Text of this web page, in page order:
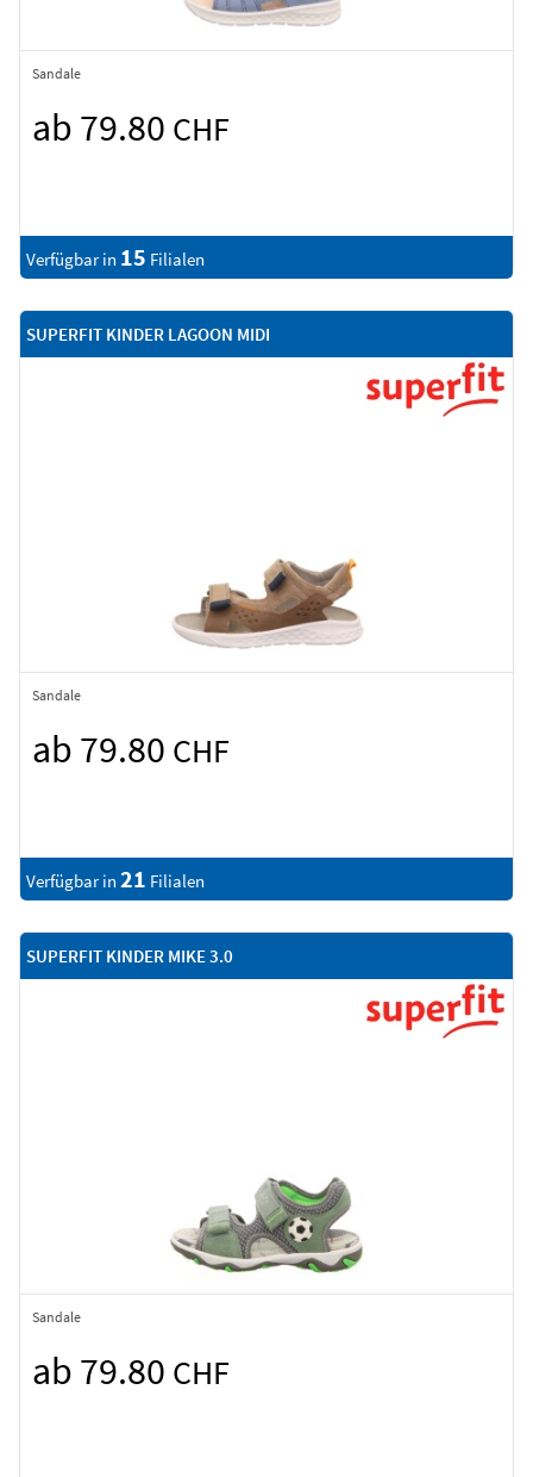
Sandale
ab 79.80 CHF
Verfügbar in 15 Filialen
SUPERFIT KINDER LAGOON MIDI
Sandale
ab 79.80 CHF
Verfügbar in 21 Filialen
SUPERFIT KINDER MIKE 3.0
Sandale
ab 79.80 CHF